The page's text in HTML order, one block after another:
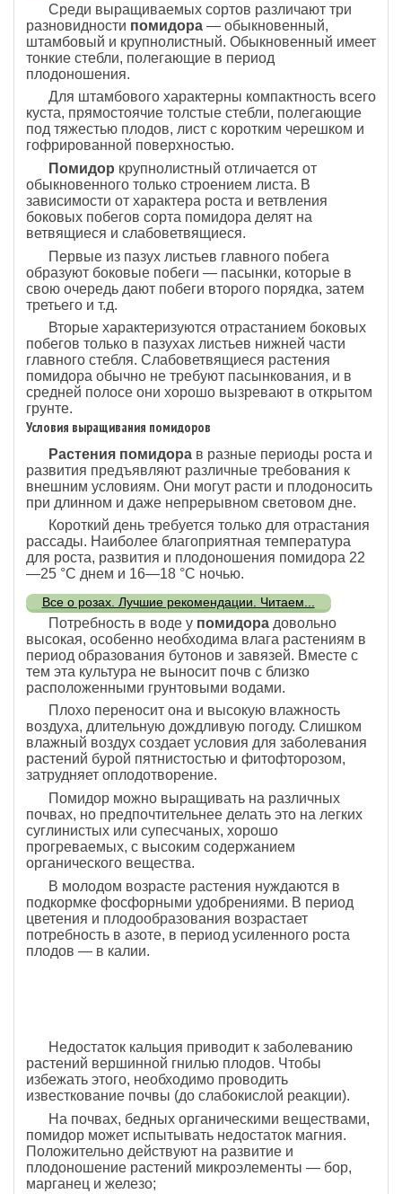
Среди выращиваемых сортов различают три
разновидности помидора — обыкновенный,
штамбовый и крупнолистный. Обыкновенный имеет
тонкие стебли, полегающие в период
плодоношения.
Для штамбового характерны компактность всего
куста, прямостоячие толстые стебли, полегающие
под тяжестью плодов, лист с коротким черешком и
гофрированной поверхностью.
Помидор крупнолистный отличается от
обыкновенного только строением листа. В
зависимости от характера роста и ветвления
боковых побегов сорта помидора делят на
ветвящиеся и слабоветвящиеся.
Первые из пазух листьев главного побега
образуют боковые побеги — пасынки, которые в
свою очередь дают побеги второго порядка, затем
третьего и т.д.
Вторые характеризуются отрастанием боковых
побегов только в пазухах листьев нижней части
главного стебля. Слабоветвящиеся растения
помидора обычно не требуют пасынкования, и в
средней полосе они хорошо вызревают в открытом
грунте.
Условия выращивания помидоров
Растения помидора в разные периоды роста и
развития предъявляют различные требования к
внешним условиям. Они могут расти и плодоносить
при длинном и даже непрерывном световом дне.
Короткий день требуется только для отрастания
рассады. Наиболее благоприятная температура
для роста, развития и плодоношения помидора 22
—25 °С днем и 16—18 °С ночью.
Все о розах. Лучшие рекомендации. Читаем...
Потребность в воде у помидорадовольно
высокая, особенно необходима влага растениям в
период образования бутонов и завязей. Вместе с
тем эта культура не выносит почв с близко
расположенными грунтовыми водами.
Плохо переносит она и высокую влажность
воздуха, длительную дождливую погоду. Слишком
влажный воздух создает условия для заболевания
растений бурой пятнистостью и фитофторозом,
затрудняет оплодотворение.
Помидор можно выращивать на различных
почвах, но предпочтительнее делать это на легких
суглинистых или супесчаных, хорошо
прогреваемых, с высоким содержанием
органического вещества.
В молодом возрасте растения нуждаются в
подкормке фосфорными удобрениями. В период
цветения и плодообразования возрастает
потребность в азоте, в период усиленного роста
плодов — в калии.
Недостаток кальция приводит к заболеванию
растений вершинной гнилью плодов. Чтобы
избежать этого, необходимо проводить
известкование почвы (до слабокислой реакции).
На почвах, бедных органическими веществами,
помидор может испытывать недостаток магния.
Положительно действуют на развитие и
плодоношение растений микроэлементы — бор,
марганец и железо;